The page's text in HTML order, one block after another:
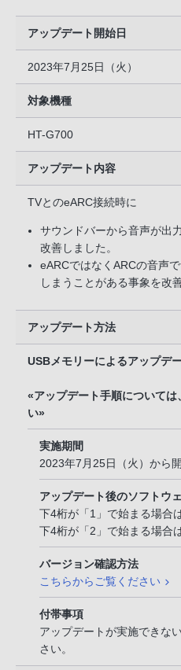
アップデート開始日
2023年7月25日（火）
対象機種
HT-G700
アップデート内容
TVとのeARC接続時に
サウンドバーから音声が出
改善しました。
eARCではなくARCの音声
しまうことがある事象を改
アップデート方法
USBメモリーによるアップデ
«アップデート手順については、
い»
実施期間
2023年7月25日（火）から
アップデート後のソフトウ
下4桁が「1」で始まる場合
下4桁が「2」で始まる場合
バージョン確認方法
こちらからご覧ください
付帯事項
アップデートが実施できな
さい。